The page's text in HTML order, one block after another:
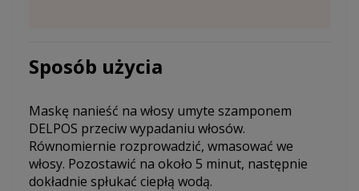
Sposób użycia
Maskę nanieść na włosy umyte szamponem
DELPOS przeciw wypadaniu włosów.
Równomiernie rozprowadzić, wmasować we
włosy. Pozostawić na około 5 minut, następnie
dokładnie spłukać ciepłą wodą.